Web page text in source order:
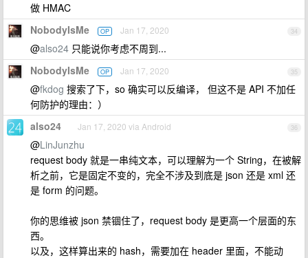
做 HMAC
34
NobodyIsMe OP Jan 17, 2020
@also24 只能说你考虑不周到...
35
NobodyIsMe OP Jan 17, 2020
@fkdog 搜索了下，so 确实可以反编译， 但这不是 API 不加任
何防护的理由：）
36
also24 Jan 17, 2020 via Android
@LinJunzhu
request body 就是一串纯文本，可以理解为一个 String，在被解
析之前，它是固定不变的，完全不涉及到底是 json 还是 xml 还
是 form 的问题。
你的思维被 json 禁锢住了，request body 是更高一个层面的东
西。
以及，这样算出来的 hash，需要加在 header 里面，不能动